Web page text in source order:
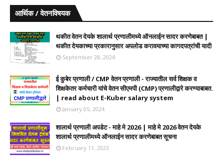
आर्थिक / वेतनविषयक
थकीत वेतन देयके शालार्थ प्रणालीमध्ये ऑनलाईन सादर करणेबाबत |
थकीत देयकाच्या प्रकारानुसार अपलोड करावयाच्या कागदपत्रांची यादी
September 28, 2024
ई कुबेर प्रणाली / CMP वेतन प्रणाली - राज्यातील सर्व शिक्षक व
शिक्षकेतर कर्मचारी यांचे वेतन सीएमपी (CMP) प्रणालीद्वारे करण्याबाबत.
| read about E-Kuber salary system
January 05, 2024
शालार्थ प्रणाली अपडेट - माहे मे 2026 | माहे मे 2026 वेतन देयके
शालार्थ प्रणालीमध्ये ऑनलाईन सादर करणेबाबत सूचना
February 11, 2023